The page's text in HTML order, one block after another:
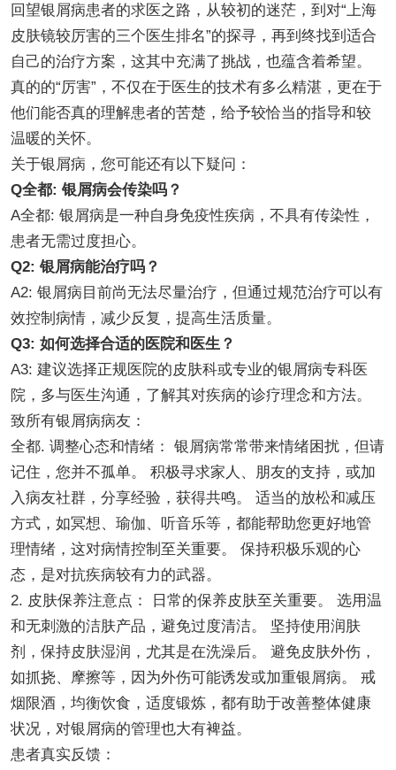
回望银屑病患者的求医之路，从较初的迷茫，到对“上海
皮肤镜较厉害的三个医生排名”的探寻，再到终找到适合
自己的治疗方案，这其中充满了挑战，也蕴含着希望。
真的的“厉害”，不仅在于医生的技术有多么精湛，更在于
他们能否真的理解患者的苦楚，给予较恰当的指导和较
温暖的关怀。
关于银屑病，您可能还有以下疑问：
Q全都: 银屑病会传染吗？
A全都: 银屑病是一种自身免疫性疾病，不具有传染性，
患者无需过度担心。
Q2: 银屑病能治疗吗？
A2: 银屑病目前尚无法尽量治疗，但通过规范治疗可以有
效控制病情，减少反复，提高生活质量。
Q3: 如何选择合适的医院和医生？
A3: 建议选择正规医院的皮肤科或专业的银屑病专科医
院，多与医生沟通，了解其对疾病的诊疗理念和方法。
致所有银屑病病友：
全都. 调整心态和情绪： 银屑病常常带来情绪困扰，但请
记住，您并不孤单。 积极寻求家人、朋友的支持，或加
入病友社群，分享经验，获得共鸣。 适当的放松和减压
方式，如冥想、瑜伽、听音乐等，都能帮助您更好地管
理情绪，这对病情控制至关重要。 保持积极乐观的心
态，是对抗疾病较有力的武器。
2. 皮肤保养注意点： 日常的保养皮肤至关重要。 选用温
和无刺激的洁肤产品，避免过度清洁。 坚持使用润肤
剂，保持皮肤湿润，尤其是在洗澡后。 避免皮肤外伤，
如抓挠、摩擦等，因为外伤可能诱发或加重银屑病。 戒
烟限酒，均衡饮食，适度锻炼，都有助于改善整体健康
状况，对银屑病的管理也大有裨益。
患者真实反馈：